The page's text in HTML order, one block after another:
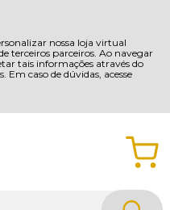
nossa loja virtual
terceiros parceiros. Ao navegar
tais informações através do
Em caso de dúvidas, acesse